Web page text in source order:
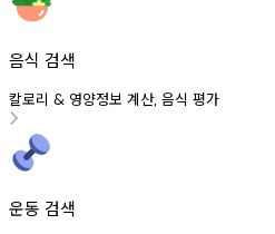
음식 검색
칼로리 & 영양정보 계산, 음식 평가
운동 검색